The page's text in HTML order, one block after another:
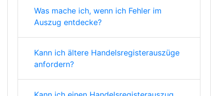
Was mache ich, wenn ich Fehler im
Auszug entdecke?
Kann ich ältere Handelsregisterauszüge
anfordern?